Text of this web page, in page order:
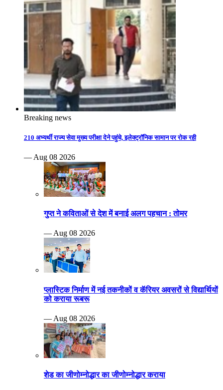
Breaking news
210 अभ्यर्थी राज्य सेवा मुख्य परीक्षा देने पहुंचे, इलेक्ट्रॉनिक सामान पर रोक रही
— Aug 08 2026
गुप्त ने कविताओं से देश में बनाई अलग पहचान : तोमर
— Aug 08 2026
प्लास्टिक निर्माण में नई तकनीकों व कॅरियर अवसरों से विद्यार्थियों
को कराया रूबरू
— Aug 08 2026
शेड का जीणोम्नोद्धार का जीणोम्नोद्धार कराया